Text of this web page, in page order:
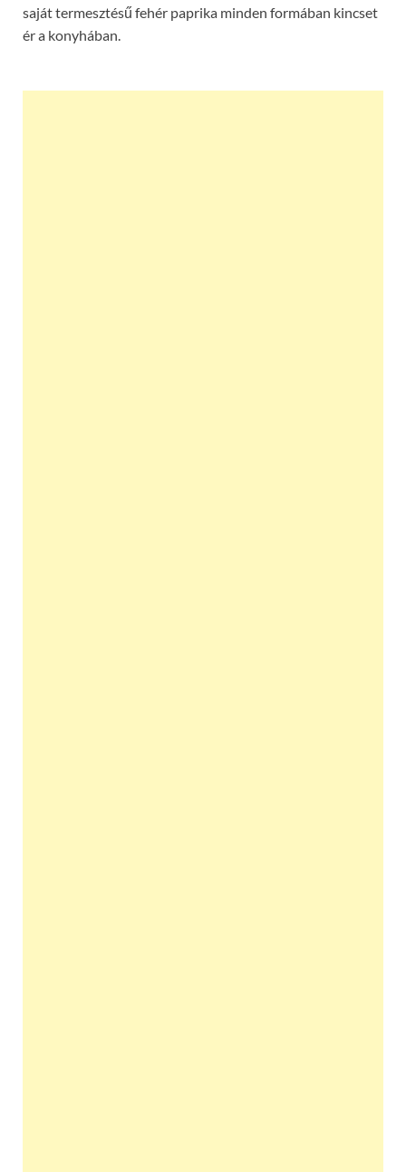
saját termesztésű fehér paprika minden formában kincset
ér a konyhában.